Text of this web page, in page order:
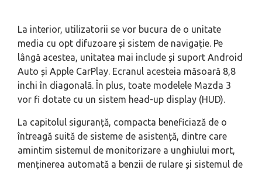
La interior, utilizatorii se vor bucura de o unitate
media cu opt difuzoare și sistem de navigație. Pe
lângă acestea, unitatea mai include și suport Android
Auto și Apple CarPlay. Ecranul acesteia măsoară 8,8
inchi în diagonală. În plus, toate modelele Mazda 3
vor fi dotate cu un sistem head-up display (HUD).
La capitolul siguranță, compacta beneficiază de o
întreagă suită de sisteme de asistență, dintre care
amintim sistemul de monitorizare a unghiului mort,
menținerea automată a benzii de rulare și sistemul de